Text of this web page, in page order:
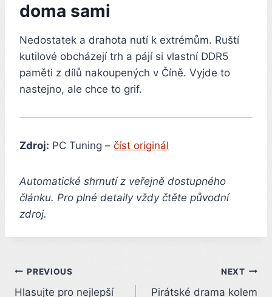
doma sami
Nedostatek a drahota nutí k extrémům. Ruští
kutilové obcházejí trh a pájí si vlastní DDR5
paměti z dílů nakoupených v Číně. Vyjde to
nastejno, ale chce to grif.
Zdroj: PC Tuning – číst originál
Automatické shrnutí z veřejně dostupného
článku. Pro plné detaily vždy čtěte původní
zdroj.
Post
PREVIOUS
Hlasujte pro nejlepší
NEXT
Pirátské drama kolem